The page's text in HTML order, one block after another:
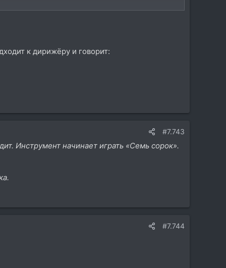
Ун-ца, ун-ца...
посетитель плачет. Доиграли.
всех!к дирижёру и говорит:
#7.743
Инструмент начинает играть «Семь сорок».
#7.744